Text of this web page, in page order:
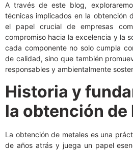
A través de este blog,
técnicas implicados en la obtención
el papel crucial de empresas
compromiso hacia la excelencia y la
cada componente no solo cumpla
de calidad, sino que también
responsables y ambientalmente
Historia y
la obtención de
La obtención de metales es una
de años atrás y juega un papel